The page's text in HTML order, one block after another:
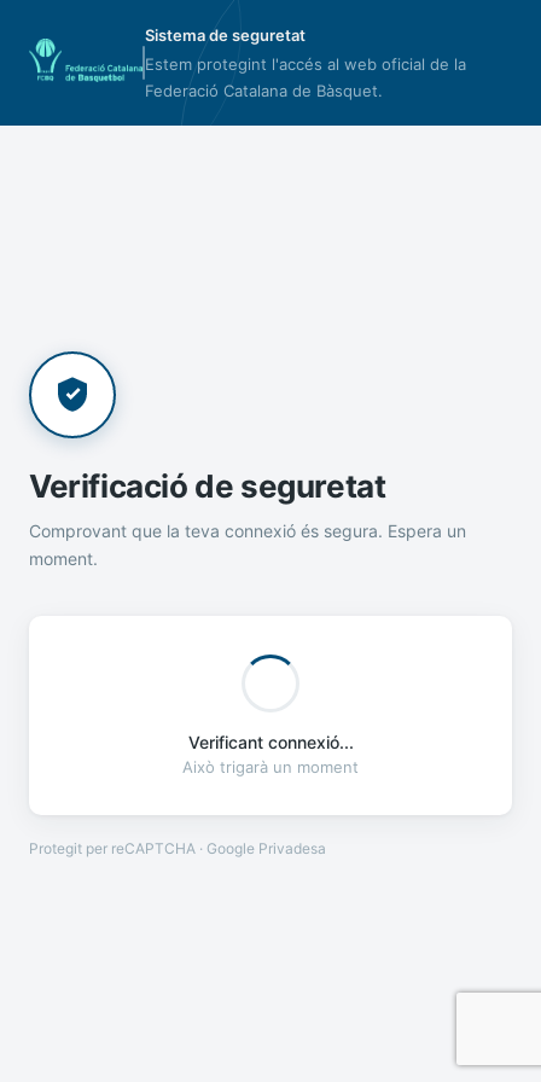
Sistema de seguretat
Estem protegint l'accés al web oficial de la
Federació Catalana de Bàsquet.
Verificació de seguretat
Comprovant que la teva connexió és segura. Espera un
moment.
Verificant connexió...
Això trigarà un moment
Protegit per reCAPTCHA · Google Privadesa